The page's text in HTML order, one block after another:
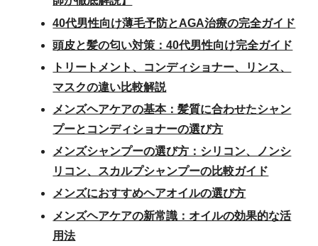
40代男性向け薄毛予防とAGA治療の完全ガイド
頭皮と髪の匂い対策：40代男性向け完全ガイド
トリートメント、コンディショナー、リンス、
マスクの違い比較解説
メンズヘアケアの基本：髪質に合わせたシャン
プーとコンディショナーの選び方
メンズシャンプーの選び方：シリコン、ノンシ
リコン、スカルプシャンプーの比較ガイド
メンズにおすすめヘアオイルの選び方
メンズヘアケアの新常識：オイルの効果的な活
用法